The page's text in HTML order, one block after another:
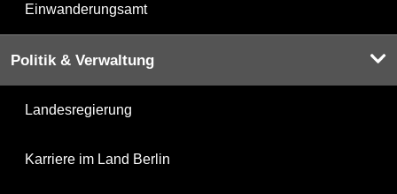
Einwanderungsamt
Politik & Verwaltung
Landesregierung
Karriere im Land Berlin